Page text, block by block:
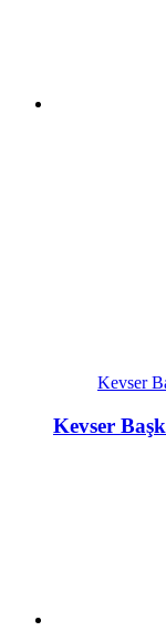
Kevser
Kevser